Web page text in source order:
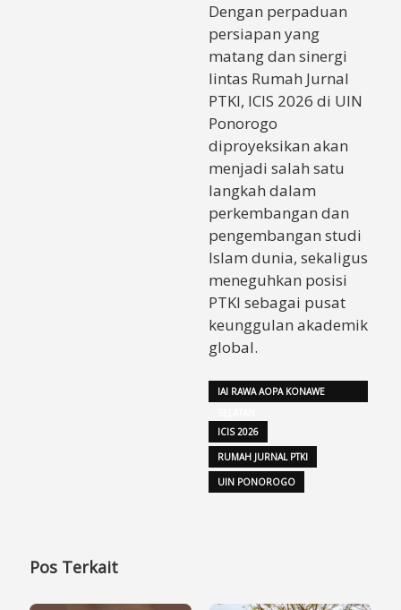
Dengan perpaduan
persiapan yang
matang dan sinergi
lintas Rumah Jurnal
PTKI, ICIS 2026 di UIN
Ponorogo
diproyeksikan akan
menjadi salah satu
langkah dalam
perkembangan dan
pengembangan studi
Islam dunia, sekaligus
meneguhkan posisi
PTKI sebagai pusat
keunggulan akademik
global.
IAI RAWA AOPA KONAWE
ICIS 2026
RUMAH JURNAL PTKI
UIN PONOROGO
Pos Terkait